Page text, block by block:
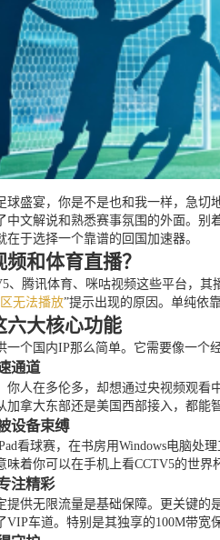
盛宴，你是不是也和我一样，急
文解说和熟悉赛事氛围的外面。
于选择一个靠谱的回国加速器。
和体育直播？
、腾讯体育、咪咕视频这些平台，
无法播放”提示出现的原因。单纯依
六大核心功能
个国内IP那么简单。它需要像一个
通道
人在多伦多，却想通过央视频观看
拿大东部还是美国西部接入，都
设备束缚
看球赛，在书房用Windows电脑处
着你可以在手机上看CCTV5的世
注精彩
提供无限流量是基础保障。更关键
车道。特别是其独享的100M带